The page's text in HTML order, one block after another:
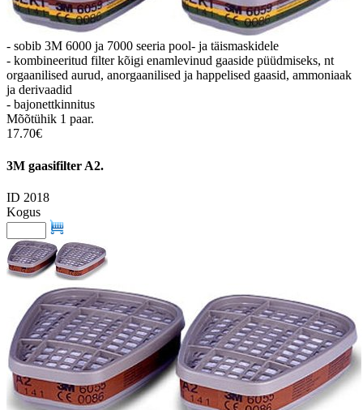
- sobib 3M 6000 ja 7000 seeria pool- ja täismaskidele
- kombineeritud filter kõigi enamlevinud gaaside püüdmiseks, nt
orgaanilised aurud, anorgaanilised ja happelised gaasid, ammoniaak
ja derivaadid
- bajonettkinnitus
Mõõtühik 1 paar.
17.70€
3M gaasifilter A2.
ID 2018
Kogus